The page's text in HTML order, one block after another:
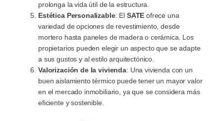
prolonga la vida útil de la estructura.
Estética Personalizable: El SATEofrece una
variedad de opciones de revestimiento, desde
mortero hasta paneles de madera o cerámica. Los
propietarios pueden elegir un aspecto que se adapte
a sus gustos y al estilo arquitectónico.
Valorización de la vivienda: Una vivienda con un
buen aislamiento térmico puede tener un mayor valor
en el mercado inmobiliario, ya que se considera más
eficiente y sostenible.